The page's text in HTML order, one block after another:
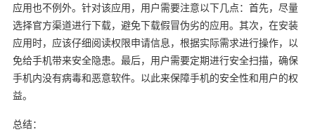
应用也不例外。针对该应用，用户需要注意以下几点：首先，尽量
选择官方渠道进行下载，避免下载假冒伪劣的应用。其次，在安装
应用时，应该仔细阅读权限申请信息，根据实际需求进行操作，以
免给手机带来安全隐患。最后，用户需要定期进行安全扫描，确保
手机内没有病毒和恶意软件。以此来保障手机的安全性和用户的权
益。
总结：